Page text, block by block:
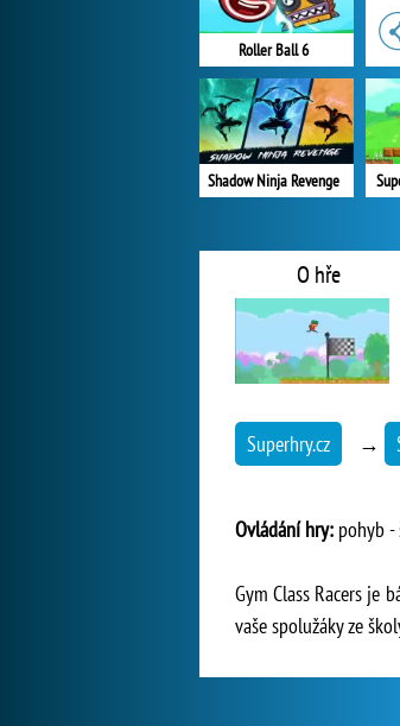
Roller Ball 6
Shadow Ninja Revenge
O hře
Superhry.cz →
Ovládání hry: pohyb -
Gym Class Racers je
vaše spolužáky ze